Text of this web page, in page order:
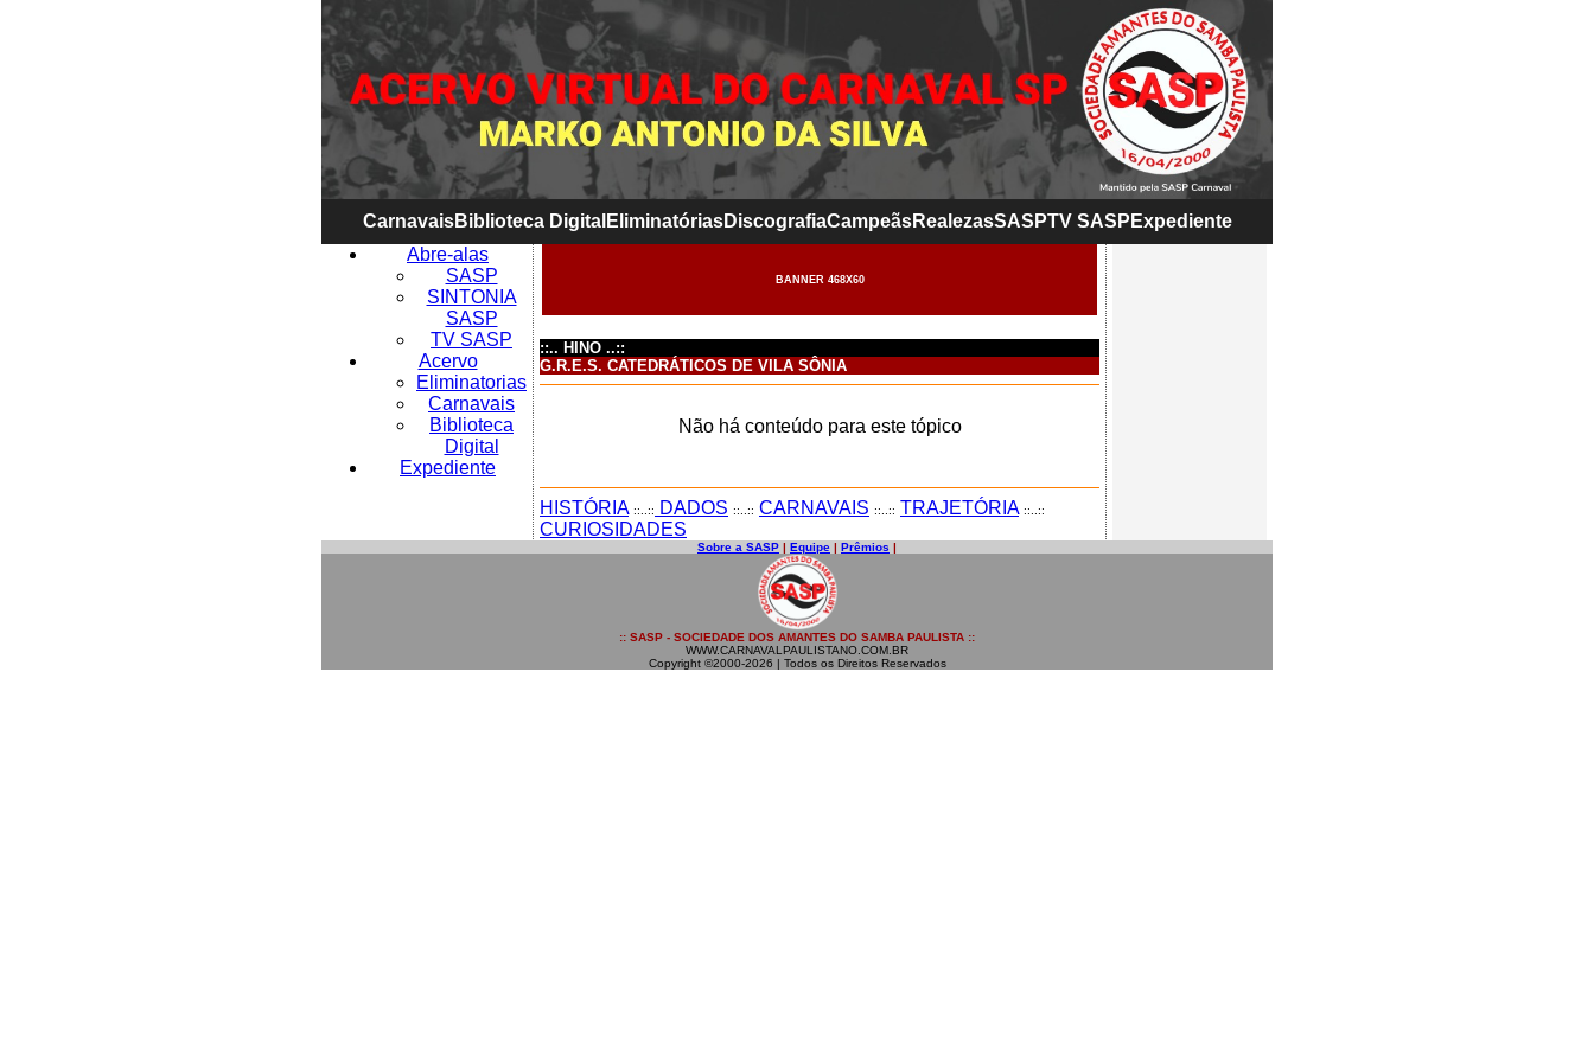
CarnavaisBiblioteca Digital EliminatóriasDiscografiaCampeãsRealezasSASPTV SASP Expediente
Abre-alas
SASP
SINTONIA
SASP
TV SASP
Acervo
Eliminatorias
Carnavais
Biblioteca
Digital
Expediente
BANNER 468X60
::.. HINO ..::
G.R.E.S. CATEDRÁTICOS DE VILA SÔNIA
Não há conteúdo para este tópico
HISTÓRIA ::..:: DADOS ::..:: CARNAVAIS ::..:: TRAJETÓRIA ::..::
CURIOSIDADES
Sobre a SASP | Equipe | Prêmios |
:: SASP - SOCIEDADE DOS AMANTES DO SAMBA PAULISTA ::
WWW.CARNAVALPAULISTANO.COM.BR
Copyright ©2000-2026 | Todos os Direitos Reservados